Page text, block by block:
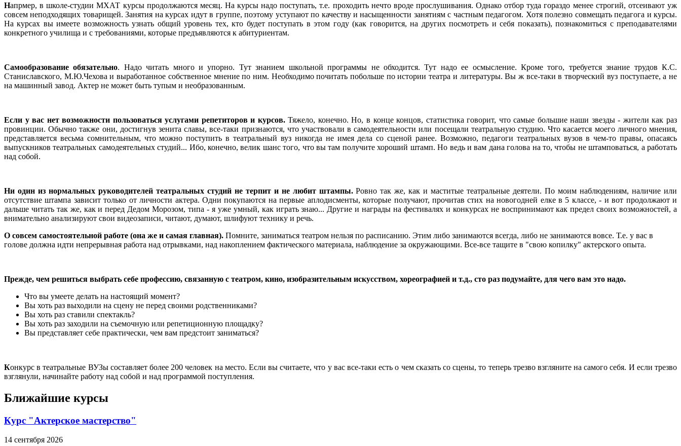
Напрмер, в школе-студии МХАТ курсы продолжаются месяц. На курсы надо поступать, т.е. проходить нечто вроде прослушивания. Однако отбор туда гораздо менее строгий, отсеивают уж
совсем неподходящих товарищей. Занятия на курсах идут в группе, поэтому уступают по качеству и насыщенности занятиям с частным педагогом. Хотя полезно совмещать педагога и курсы.
На курсах вы имеете возможность узнать общий уровень тех, кто будет поступать в этом году (как говорится, на других посмотреть и себя показать), познакомиться с преподавателями
конкретного училища и с требованиями, которые предъявляются к абитуриентам.
Самообразование обязательно. Надо читать много и упорно. Тут знанием школьной программы не обходится. Тут надо ее осмысление. Кроме того, требуется знание трудов К.С.
Станиславского, М.Ю.Чехова и выработанное собственное мнение по ним. Необходимо почитать побольше по истории театра и литературы. Вы ж все-таки в творческий вуз поступаете, а не
на машинный завод. Актер не может быть тупым и необразованным.
Если у вас нет возможности пользоваться услугами репетиторов и курсов.Тяжело, конечно. Но, в конце концов, статистика говорит, что самые большие наши звезды - жители как раз
провинции. Обычно также они, достигнув зенита славы, все-таки признаются, что участвовали в самодеятельности или посещали театральную студию. Что касается моего личного мнения,
представляется весьма сомнительным, что можно поступить в театральный вуз никогда не имея дела со сценой ранее. Возможно, педагоги театральных вузов в чем-то правы, опасаясь
выпускников театральных самодеятельных студий... Ибо, конечно, велик шанс того, что вы там получите хороший штамп. Но ведь и вам дана голова на то, чтобы не штамповаться, а работать
над собой.
Ни один из нормальных руководителей театральных студий не терпит и не любит штампы.Ровно так же, как и маститые театральные деятели. По моим наблюдениям, наличие или
отсутствие штампа зависит только от личности актера. Одни покупаются на первые аплодисменты, которые получают, прочитав стих на новогодней елке в 5 классе, - и вот продолжают и
дальше читать так же, как и перед Дедом Морозом, типа - я уже умный, как играть знаю... Другие и награды на фестивалях и конкурсах не воспринимают как предел своих возможностей, а
внимательно анализируют свои видеозаписи, читают, думают, шлифуют технику и речь.
О совсем самостоятельной работе (она же и самая главная). Помните, заниматься театром нельзя по расписанию. Этим либо занимаются всегда, либо не занимаются вовсе. Т.е. у вас в
голове должна идти непрерывная работа над отрывками, над накоплением фактического материала, наблюдение за окружающими. Все-все тащите в "свою копилку" актерского опыта.
Прежде, чем решиться выбрать себе профессию, связанную с театром, кино, изобразительным искусством, хореографией и т.д., сто раз подумайте, для чего вам это надо.
Что вы умеете делать на настоящий момент?
Вы хоть раз выходили на сцену не перед своими родственниками?
Вы хоть раз ставили спектакль?
Вы хоть раз заходили на съемочную или репетиционную площадку?
Вы представляет себе практически, чем вам предстоит заниматься?
Конкурс в театральные ВУЗы составляет более 200 человек на место. Если вы считаете, что у вас все-таки есть о чем сказать со сцены, то теперь трезво взгляните на самого себя. И если трезво
взглянули, начинайте работу над собой и над программой поступления.
Ближайшие курсы
Курс "Актерское мастерство"
14 сентября 2026